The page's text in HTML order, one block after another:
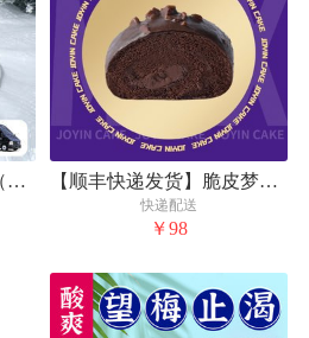
巧克力魔方巧克力魔方（全国款）Cube Chocolate 【顺丰快递发货】脆皮梦龙卷（10只装）
快递配送
￥98